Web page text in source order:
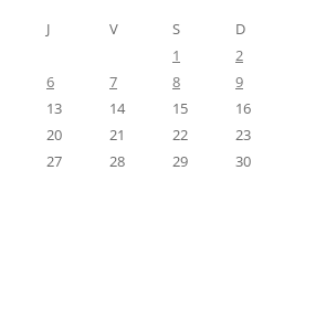
J V S
D
1
2
6 7 8
9
13 14 15
16
20 21 22
23
27 28 29
30